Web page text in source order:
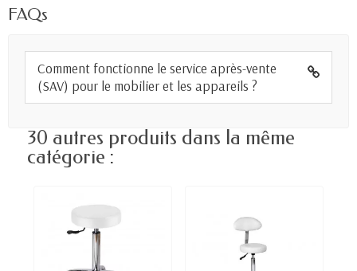
FAQs
Comment fonctionne le service après-vente
(SAV) pour le mobilier et les appareils ?
30 autres produits dans la même
catégorie :